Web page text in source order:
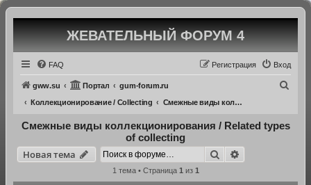
ЖЕВАТЕЛЬНЫЙ ФОРУМ 4
FAQ Вход
Регистрация
gww.su Портал
gum-forum.ru
Коллекционирование / Collecting
Смежные виды коллекционирования / Related types of collecting
Смежные виды коллекционирования / Related types
of collecting
Новая тема
Новаятема Поиск
1 тема • Страница 1 из 1